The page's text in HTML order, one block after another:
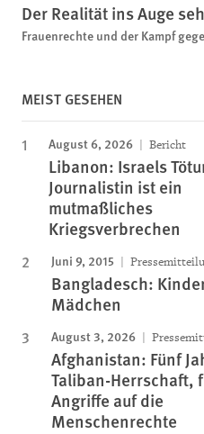
Der Realität ins Auge
Frauenrechte und der Kampf
MEIST GESEHEN
August 6, 2026 Bericht
Libanon: Israels
Journalistin ist ein
mutmaßliches
Kriegsverbrechen
Juni 9, 2015
Bangladesch:
Mädchen
August 3, 2026
Afghanistan: Fünf
Taliban-Herrschaft,
Angriffe auf die
Menschenrechte